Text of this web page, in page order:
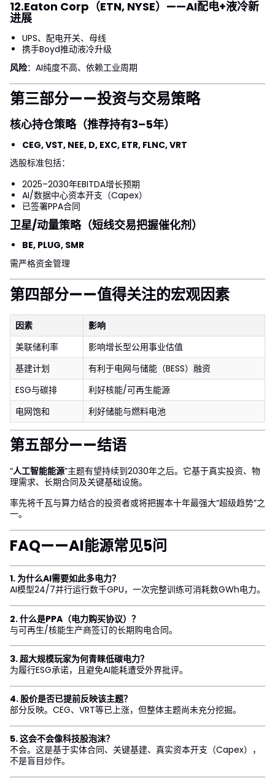
12.Eaton Corp（ETN, NYSE） ——AI配电+液冷新
进展
UPS、配电开关、母线
携手Boyd推动液冷升级
风险：AI纯度不高、依赖工业周期
第三部分——投资与交易策略
核心持仓策略（推荐持有3–5年）
CEG, VST, NEE, D, EXC, ETR, FLNC, VRT
选股标准包括：
2025–2030年EBITDA增长预期
AI/数据中心资本开支（Capex）
已签署PPA合同
卫星/动量策略（短线交易把握催化剂）
BE, PLUG, SMR
需严格资金管理
第四部分——值得关注的宏观因素
因素
影响
美联储利率
影响增长型公用事业估值
基建计划
有利于电网与储能（BESS）融资
ESG与碳排
利好核能/可再生能源
电网饱和
利好储能与燃料电池
第五部分——结语
“人工智能能源”主题有望持续到2030年之后。它基于真实投资、物
理需求、长期合同及关键基础设施。
率先将千瓦与算力结合的投资者或将把握本十年最强大“超级趋势”之
一。
FAQ——AI能源常见5问
1. 为什么AI需要如此多电力？
AI模型24/7并行运行数千GPU，一次完整训练可消耗数GWh电力。
2. 什么是PPA（电力购买协议）？
与可再生/核能生产商签订的长期购电合同。
3. 超大规模玩家为何青睐低碳电力？
为履行ESG承诺，且避免AI能耗遭受外界批评。
4. 股价是否已提前反映该主题？
部分反映。CEG、VRT等已上涨，但整体主题尚未充分挖掘。
5. 这会不会像科技股泡沫？
不会。这是基于实体合同、关键基建、真实资本开支（Capex），
不是盲目炒作。